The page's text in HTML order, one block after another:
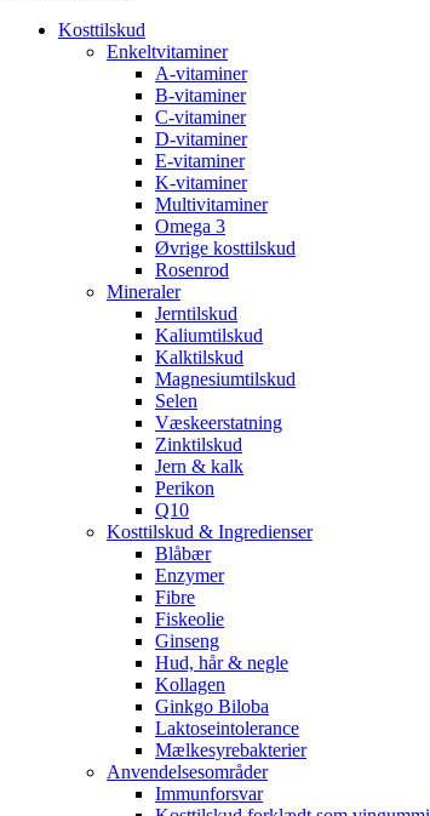
Kosttilskud
Enkeltvitaminer
A-vitaminer
B-vitaminer
C-vitaminer
D-vitaminer
E-vitaminer
K-vitaminer
Multivitaminer
Omega 3
Øvrige kosttilskud
Rosenrod
Mineraler
Jerntilskud
Kaliumtilskud
Kalktilskud
Magnesiumtilskud
Selen
Væskeerstatning
Zinktilskud
Jern & kalk
Perikon
Q10
Kosttilskud & Ingredienser
Blåbær
Enzymer
Fibre
Fiskeolie
Ginseng
Hud, hår & negle
Kollagen
Ginkgo Biloba
Laktoseintolerance
Mælkesyrebakterier
Anvendelsesområder
Immunforsvar